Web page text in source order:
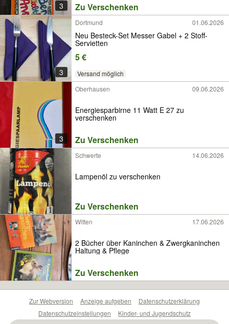
3 Zu Verschenken
3
Dortmund 01.06.2026
Neu Besteck-Set Messer Gabel + 2 Stoff-
Servietten
5 €
Versand möglich
3
Oberhausen 09.06.2026
Energiesparbirne 11 Watt E 27 zu
verschenken
Zu Verschenken
Schwerte 14.06.2026
Lampenöl zu verschenken
Zu Verschenken
Witten 17.06.2026
2 Bücher über Kaninchen & Zwergkaninchen
Haltung & Pflege
Zu Verschenken
Zur Webversion Anzeige aufgeben
Datenschutzerklärung
Datenschutzeinstellungen
Kinder- und Jugendschutz